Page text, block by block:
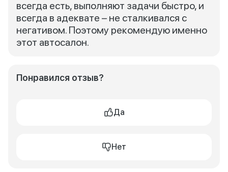
всегда есть, выполняют задачи быстро, и
всегда в адеквате – не сталкивался с
негативом. Поэтому рекомендую именно
этот автосалон.
Понравился отзыв?
Да
Нет